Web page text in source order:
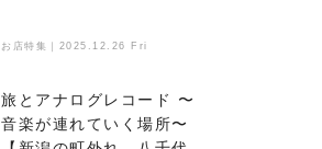
る、新たなオアシス〜
お店特集｜2025.12.26 Fri
旅とアナログレコード 〜
音楽が連れていく場所〜